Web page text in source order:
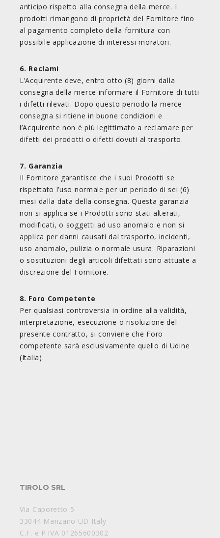
anticipo rispetto alla consegna della merce. I
prodotti rimangono di proprietà del Fornitore fino
al pagamento completo della fornitura con
possibile applicazione di interessi moratori.
6. Reclami
L’Acquirente deve, entro otto (8) giorni dalla
consegna della merce informare il Fornitore di tutti
i difetti rilevati. Dopo questo periodo la merce
consegna si ritiene in buone condizioni e
l’Acquirente non è più legittimato a reclamare per
difetti dei prodotti o difetti dovuti al trasporto.
7. Garanzia
Il Fornitore garantisce che i suoi Prodotti se
rispettato l’uso normale per un periodo di sei (6)
mesi dalla data della consegna. Questa garanzia
non si applica se i Prodotti sono stati alterati,
modificati, o soggetti ad uso anomalo e non si
applica per danni causati dal trasporto, incidenti,
uso anomalo, pulizia o normale usura. Riparazioni
o sostituzioni degli articoli difettati sono attuate a
discrezione del Fornitore.
8. Foro Competente
Per qualsiasi controversia in ordine alla validità,
interpretazione, esecuzione o risoluzione del
presente contratto, si conviene che Foro
competente sarà esclusivamente quello di Udine
(Italia).
TIROLO SRL
Via Caporetto 5
33044 Manzano UD Italy
C.F. e P.IVA 01265600302